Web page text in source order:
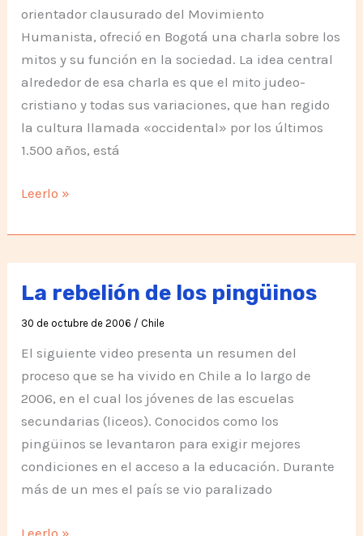
orientador clausurado del Movimiento
Humanista, ofreció en Bogotá una charla sobre los
mitos y su función en la sociedad. La idea central
alrededor de esa charla es que el mito judeo-
cristiano y todas sus variaciones, que han regido
la cultura llamada «occidental» por los últimos
1.500 años, está
Es
de
darle
al
un
nuevo
mito
Leerlo »
La rebelión de los pingüinos
30 de octubre de 2006 / Chile
El siguiente video presenta un resumen del
proceso que se ha vivido en Chile a lo largo de
2006, en el cual los jóvenes de las escuelas
secundarias (liceos). Conocidos como los
pingüinos se levantaron para exigir mejores
condiciones en el acceso a la educación. Durante
más de un mes el país se vio paralizado
La
Leerlo »